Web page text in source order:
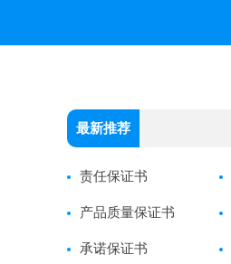
最新推荐
责任保证书
产品质量保证书
承诺保证书